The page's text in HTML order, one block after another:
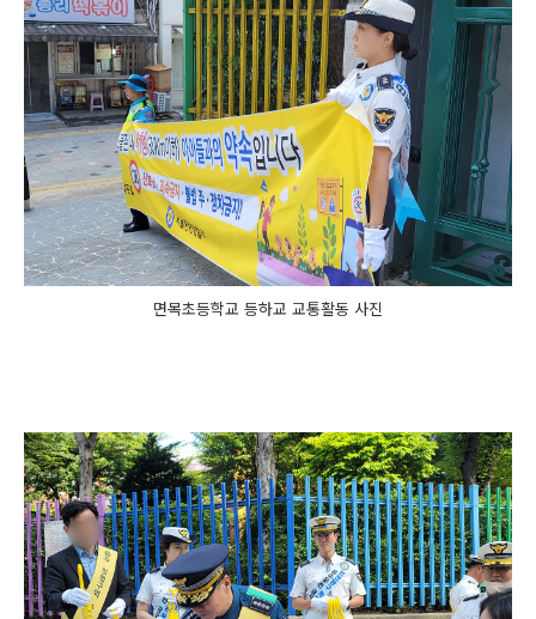
면목초등학교 등하교 교통활동 사진